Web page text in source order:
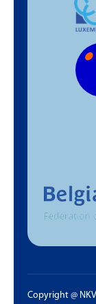
Copyright @